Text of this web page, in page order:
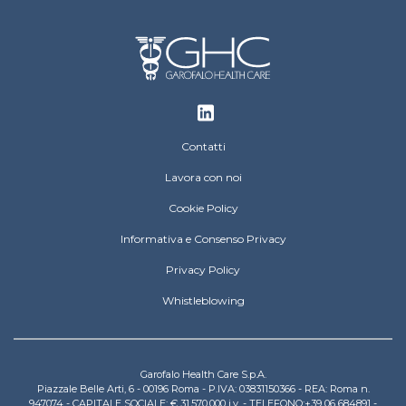
Contatti
Lavora con noi
Cookie Policy
Informativa e Consenso Privacy
Privacy Policy
Whistleblowing
Garofalo Health Care S.p.A.
Piazzale Belle Arti, 6 - 00196 Roma - P.IVA: 03831150366 - REA: Roma n.
947074 - CAPITALE SOCIALE: € 31.570.000 i.v. - TELEFONO:+39 06 684891 -